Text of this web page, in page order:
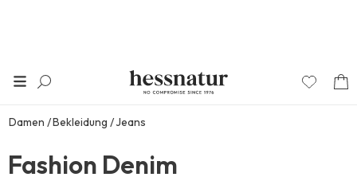
Damen Bekleidung Jeans
Fashion Denim